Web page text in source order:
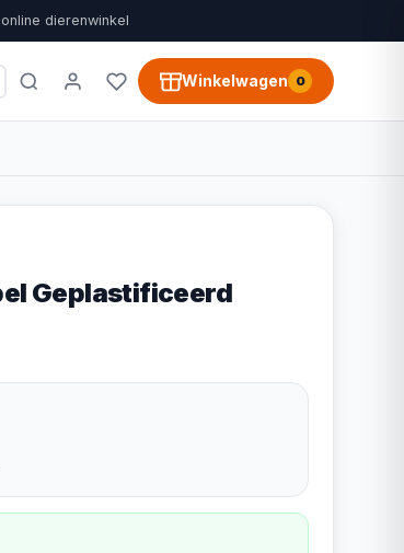
dierenwinkel
Winkelwagen 0
Geplastificeerd